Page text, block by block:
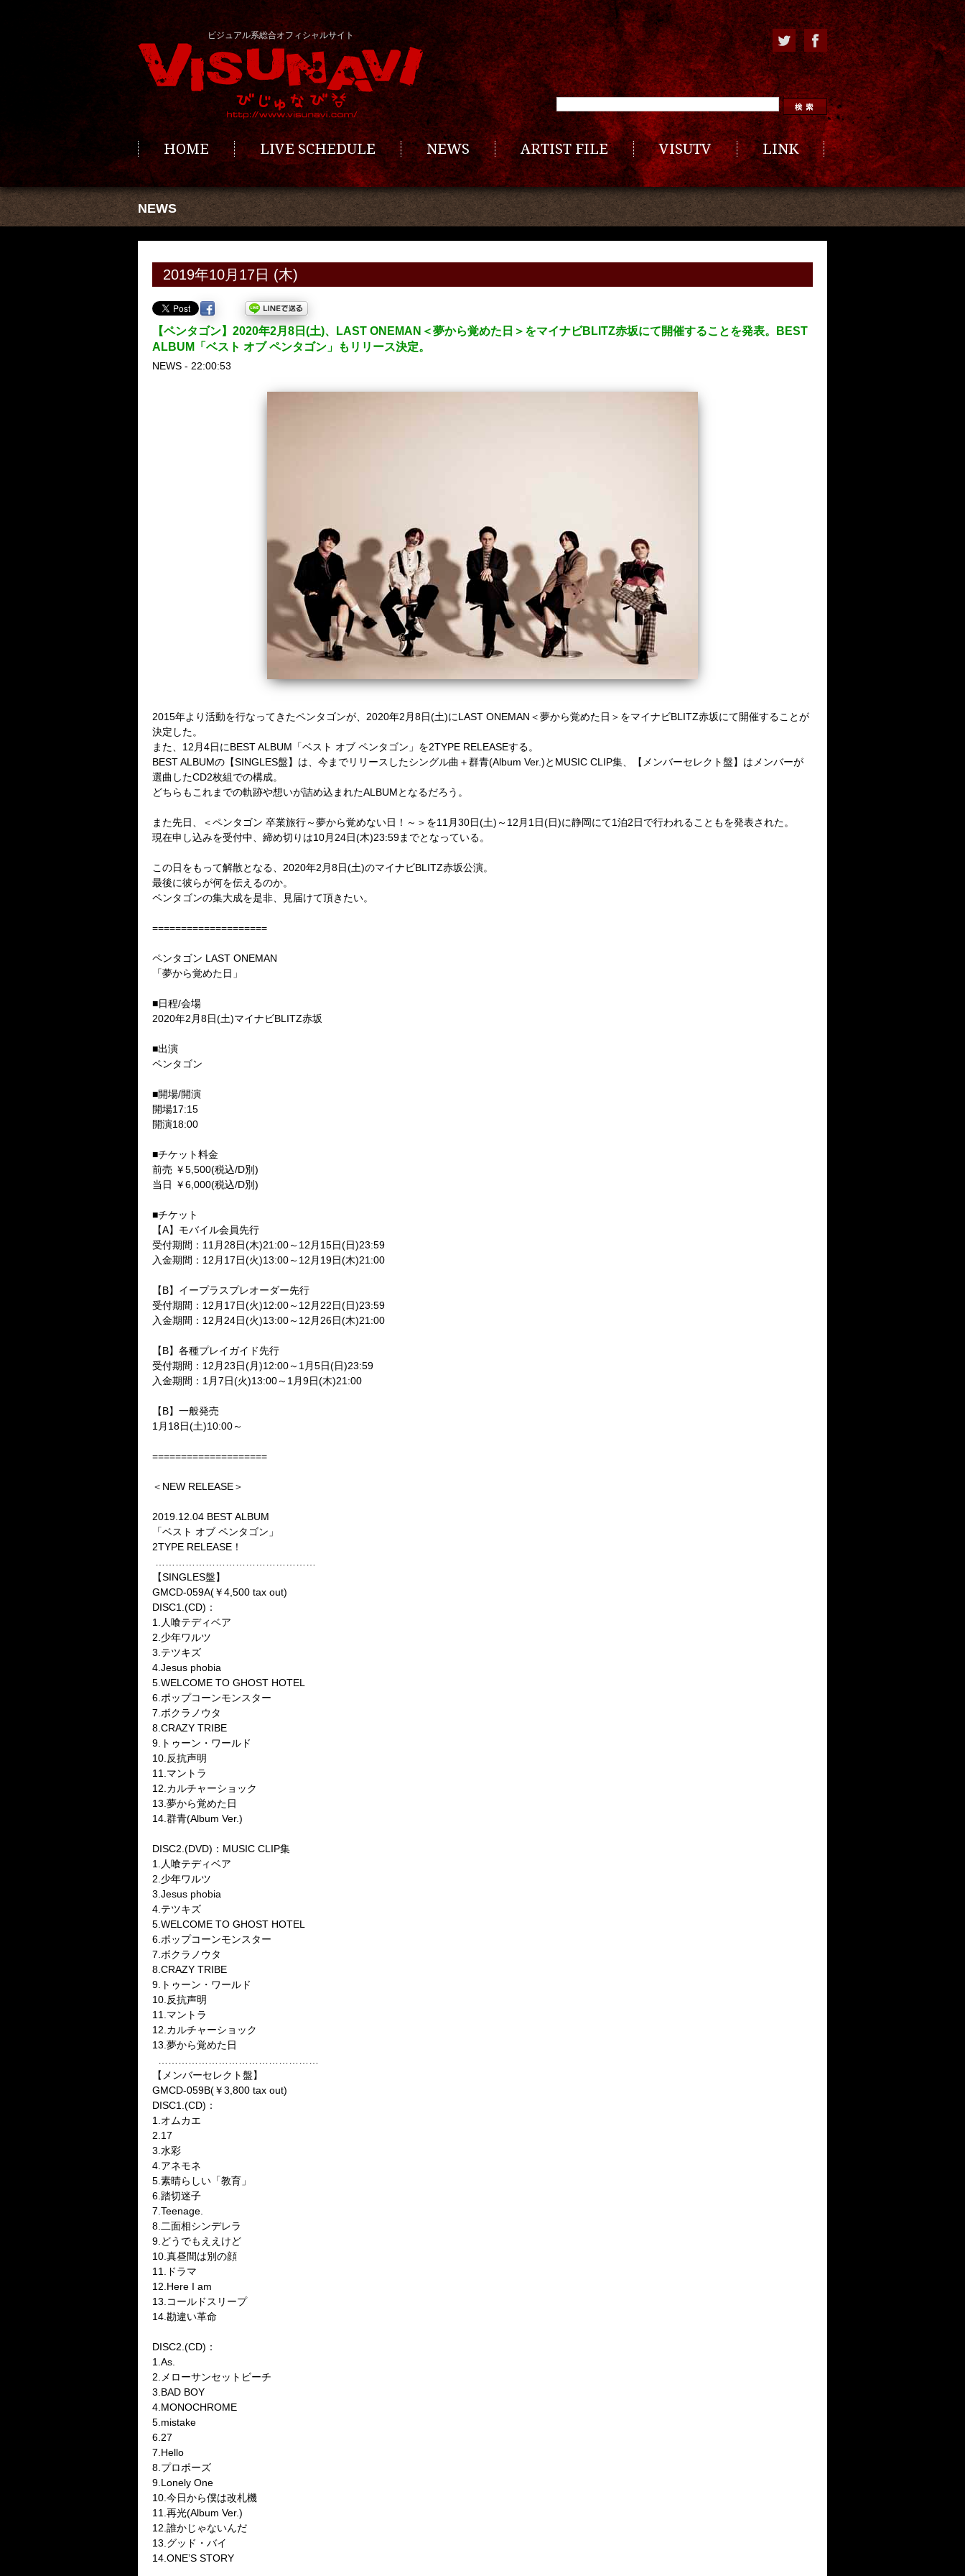
ビジュアル系総合オフィシャルサイト
HOME LIVE SCHEDULE NEWS ARTIST FILE VISUTV LINK
NEWS
2019年10月17日 (木)
【ペンタゴン】2020年2月8日(土)、LAST ONEMAN＜夢から覚めた日＞をマイナビBLITZ赤坂にて開催することを発表。BEST
ALBUM「ベスト オブ ペンタゴン」もリリース決定。
NEWS - 22:00:53
2015年より活動を行なってきたペンタゴンが、 2020年2 月8日(土)にLAST ONEMAN＜夢から覚めた日＞をマイナビBLITZ赤坂にて開催することが
決定した。
また、12 月4日にBEST ALBUM 「ベスト オブ ペンタゴン」を2TYPE RELEASEする。
BEST ALBUMの【SINGLES盤】は、今までリリースしたシングル曲＋群青(Album Ver.)と MUSIC CLIP集、【メンバーセレクト盤】はメンバーが
選曲したCD2枚組での構成。
どちらもこれまでの軌跡や想いが詰め込まれたALBUMとなるだろう。
また先日、＜ペンタゴン 卒業旅行～夢から覚めない日！～＞を11 月30日(土) ～ 12 月 1 日(日)に静岡にて1泊2日で行われることもを発表された。
現在申し込みを受付中、締め切りは10月 24日(木)23:59までとなっている。
この日をもって解散となる、 2020年2 月8日(土)のマイナビBLITZ赤坂公演。
最後に彼らが何を伝えるのか。
ペンタゴンの集大成を是非、見届けて頂きたい。
====================
ペンタゴン LAST ONEMAN
「夢から覚めた日」
■日程/会場
2020年2 月8日(土)マイナビBLITZ赤坂
■出演
ペンタゴン
■開場/開演
開場17:15
開演18:00
■チケット料金
前売 ￥5,500(税込/D別)
当日 ￥6,000(税込/D別)
■チケット
【A】モバイル会員先行
受付期間： 11 月 28日(木)21:00～ 12 月 15日(日)23:59
入金期間： 12 月 17日(火)13:00～ 12 月 19日(木)21:00
【B】イープラスプレオーダー先行
受付期間： 12 月 17日(火)12:00～ 12 月 22日(日)23:59
入金期間： 12 月 24日(火)13:00～ 12 月 26日(木)21:00
【B】各種プレイガイド先行
受付期間： 12 月 23日(月)12:00～ 1 月5日(日)23:59
入金期間： 1 月7日(火)13:00～ 1 月9日(木)21:00
【B】一般発売
1 月 18日(土)10:00～
====================
＜ NEW RELEASE＞
2019.12.04 BEST ALBUM
「ベスト オブ ペンタゴン」
2TYPE RELEASE ！
【SINGLES盤】
GMCD-059A(￥4,500 tax out)
DISC1.(CD) ：
1.
人喰テディベア
2. 少年ワルツ
3. テツキズ
4.Jesus phobia
5.WELCOME TO GHOST HOTEL
6. ポップコーンモンスター
7. ボクラノウタ
8.CRAZY TRIBE
9. トゥーン・ワールド
10. 反抗声明
11. マントラ
12. カルチャーショック
13. 夢から覚めた日
14. 群青(Album Ver.)
DISC2.(DVD) ： MUSIC CLIP集
1.
人喰テディベア
2. 少年ワルツ
3.Jesus phobia
4. テツキズ
5.WELCOME TO GHOST HOTEL
6. ポップコーンモンスター
7. ボクラノウタ
8.CRAZY TRIBE
9. トゥーン・ワールド
10. 反抗声明
11. マントラ
12. カルチャーショック
13. 夢から覚めた日
【メンバーセレクト盤】
GMCD-059B(￥3,800 tax out)
DISC1.(CD) ：
1. オムカエ
2.17
3. 水彩
4. アネモネ
5. 素晴らしい「教育」
6. 踏切迷子
7.Teenage.
8. 二面相シンデレラ
9. どうでもええけど
10. 真昼間は別の顔
11.
ドラマ
12.Here I am
13. コールドスリープ
14. 勘違い革命
DISC2.(CD) ：
1.As.
2. メローサンセットビーチ
3.BAD BOY
4.MONOCHROME
5.mistake
6.27
7.Hello
8. プロポーズ
9.Lonely One
10. 今日から僕は改札機
11. 再光(Album Ver.)
12. 誰かじゃないんだ
13. グッド・バイ
14.ONE’S STORY